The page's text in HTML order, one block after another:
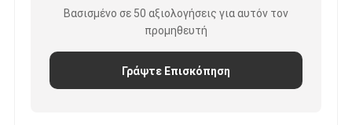
Βασισμένο σε 50 αξιολογήσεις για αυτόν τον
προμηθευτή
Γράψτε Επισκόπηση